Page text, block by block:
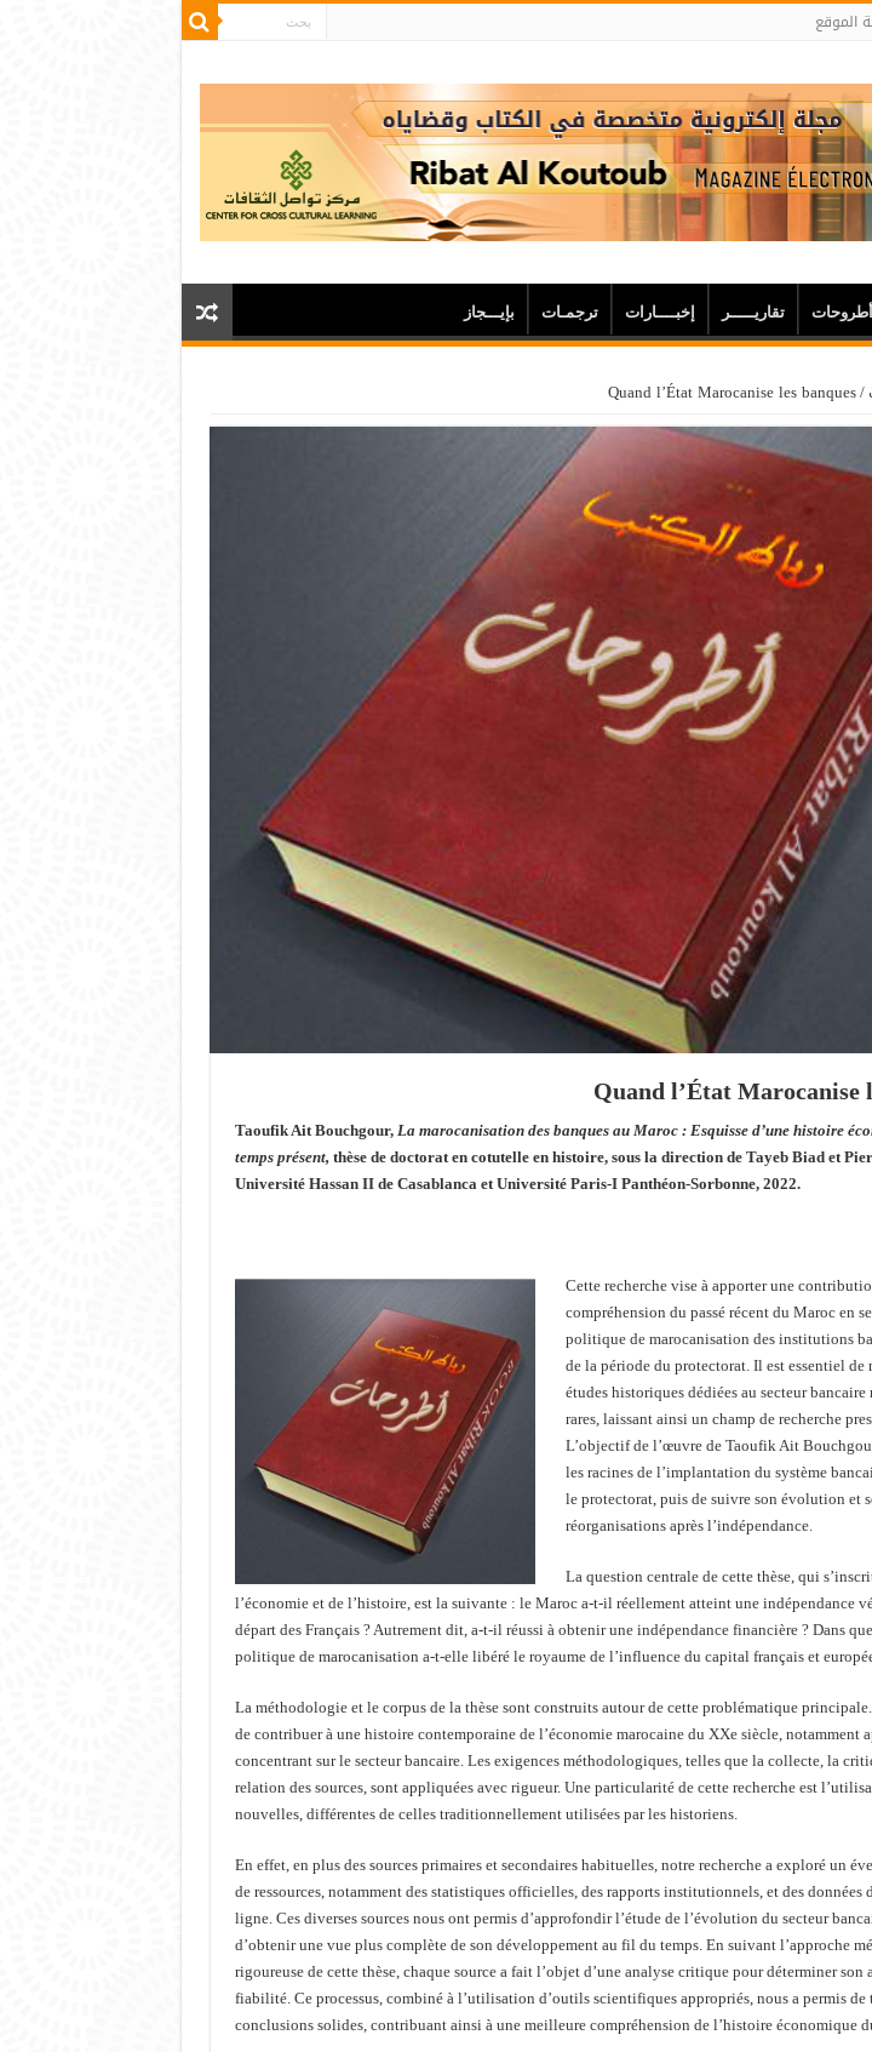
الموقع
أطروحات تقاريـــــر إخبــــارات ترجمـات بإيـــجاز
/
Quand l’État Marocanise les banques
Quand l’État Marocanise
Taoufik Ait Bouchgour, La marocanisation des banques au Maroc : Esquisse d’une histoire
temps présent,thèse de doctorat en cotutelle en histoire, sous la direction de Tayeb Biad et
Université Hassan II de Casablanca et Université Paris-I Panthéon-Sorbonne, 2022.
Cette recherche vise à apporter une
compréhension du passé récent du Maroc en
politique de marocanisation des institutions
de la période du protectorat. Il est essentiel de
études historiques dédiées au secteur bancaire
rares, laissant ainsi un champ de recherche
L’objectif de l’œuvre de Taoufik Ait
les racines de l’implantation du système
le protectorat, puis de suivre son évolution et
réorganisations après l’indépendance.
La question centrale de cette thèse, qui
l’économie et de l’histoire, est la suivante : le Maroc a-t-il réellement atteint une indépendance
départ des Français ? Autrement dit, a-t-il réussi à obtenir une indépendance financière ? Dans
politique de marocanisation a-t-elle libéré le royaume de l’influence du capital français et
La méthodologie et le corpus de la thèse sont construits autour de cette problématique
de contribuer à une histoire contemporaine de l’économie marocaine du XXe siècle, notamment
concentrant sur le secteur bancaire. Les exigences méthodologiques, telles que la collecte, la
relation des sources, sont appliquées avec rigueur. Une particularité de cette recherche est
nouvelles, différentes de celles traditionnellement utilisées par les historiens.
En effet, en plus des sources primaires et secondaires habituelles, notre recherche a exploré un
de ressources, notamment des statistiques officielles, des rapports institutionnels, et des données
ligne. Ces diverses sources nous ont permis d’approfondir l’étude de l’évolution du secteur
d’obtenir une vue plus complète de son développement au fil du temps. En suivant l’approche
rigoureuse de cette thèse, chaque source a fait l’objet d’une analyse critique pour déterminer son
fiabilité. Ce processus, combiné à l’utilisation d’outils scientifiques appropriés, nous a permis de
conclusions solides, contribuant ainsi à une meilleure compréhension de l’histoire économique